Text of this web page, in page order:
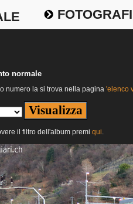
normale
numero la si trova nella pagina 'elenco
il filtro dell'album premi qui.